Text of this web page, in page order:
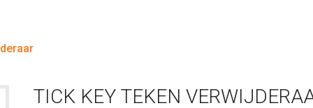
TICK KEY TEKEN